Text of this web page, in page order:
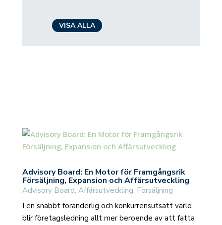
VISA ALLA
Advisory Board: En Motor för Framgångsrik
Försäljning, Expansion och Affärsutveckling
Advisory Board, Affärsutveckling, Försäljning
I en snabbt föränderlig och konkurrensutsatt värld
blir företagsledning allt mer beroende av att fatta